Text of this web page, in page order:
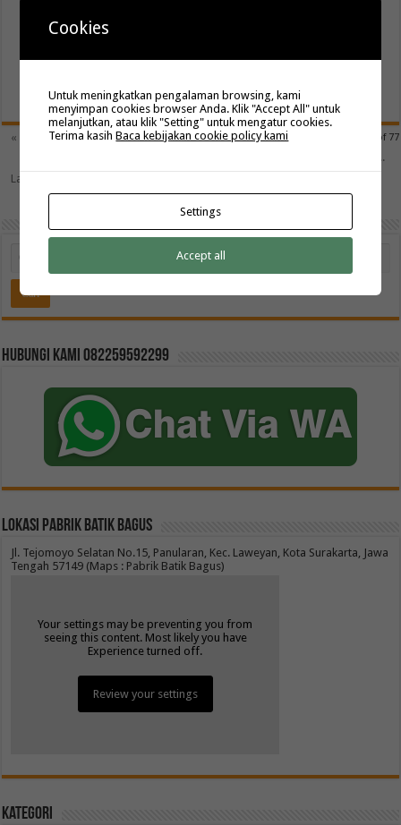
kenakan selama menjalankan ibadah umroh di Tanah Suci untuk
kegiatan-kegiatan non ibadah atau ketika tidak diwajibkan
Page 5 of 77
« First ... « 3 4 5 6 7 » 10
...
Last »
Hubungi kami 082259592299
Lokasi Pabrik Batik Bagus
Jl. Tejomoyo Selatan No.15, Panularan, Kec. Laweyan, Kota Surakarta, Jawa
Tengah 57149 (Maps : Pabrik Batik Bagus)
Your settings may be preventing you from
seeing this content. Most likely you have
Experience turned off.
Review your settings
Kategori
Cookies
Untuk meningkatkan pengalaman browsing, kami
menyimpan cookies browser Anda. Klik "Accept All" untuk
melanjutkan, atau klik "Setting" untuk mengatur cookies.
Terima kasihBaca kebijakan cookie policy kami
Settings
Accept all